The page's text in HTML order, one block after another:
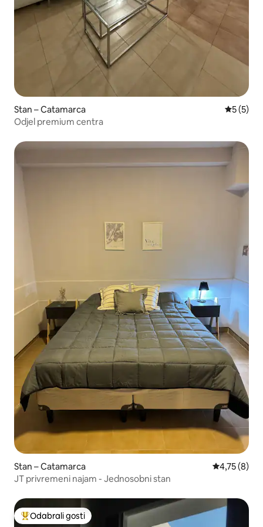
Stan – Catamarca
5 (5)
Odjel premium centra
Stan – Catamarca Prosječna
4,75 (8)
JT privremeni najam - Jednosobni stan
Među najviše rangiranima s oznakom „Odabrali gosti”
Odabrali gosti